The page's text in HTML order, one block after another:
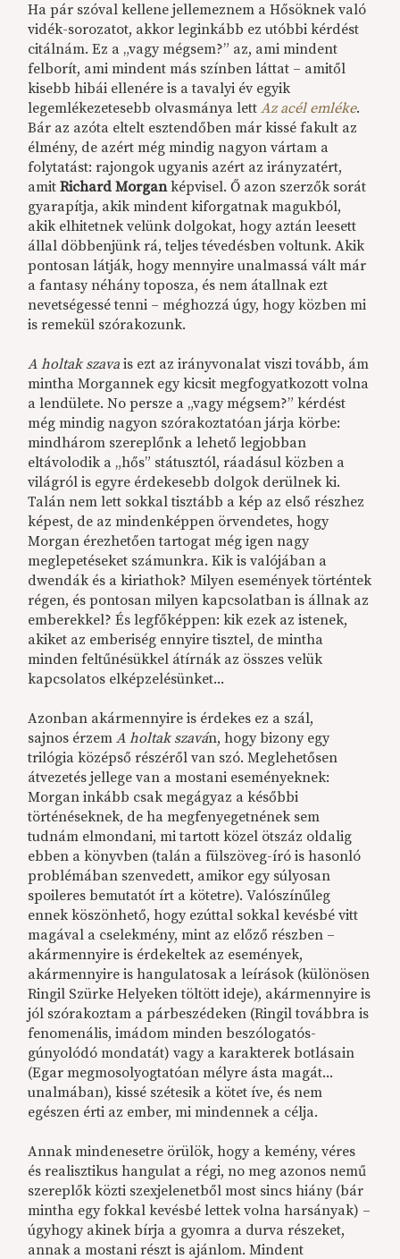
Ha pár szóval kellene jellemeznem a Hősöknek való
vidék-sorozatot, akkor leginkább ez utóbbi kérdést
citálnám. Ez a „vagy mégsem?” az, ami mindent
felborít, ami mindent más színben láttat – amitől
kisebb hibái ellenére is a tavalyi év egyik
legemlékezetesebb olvasmánya lettAz acél emléke.
Bár az azóta eltelt esztendőben már kissé fakult az
élmény, de azért még mindig nagyon vártam a
folytatást: rajongok ugyanis azért az irányzatért,
amitRichard Morganképvisel. Ő azon szerzők sorát
gyarapítja, akik mindent kiforgatnak magukból,
akik elhitetnek velünk dolgokat, hogy aztán leesett
állal döbbenjünk rá, teljes tévedésben voltunk. Akik
pontosan látják, hogy mennyire unalmassá vált már
a fantasy néhány toposza, és nem átallnak ezt
nevetségessé tenni – méghozzá úgy, hogy közben mi
is remekül szórakozunk.
A holtak szava is ezt az irányvonalat viszi tovább, ám
mintha Morgannek egy kicsit megfogyatkozott volna
a lendülete. No persze a „vagy mégsem?” kérdést
még mindig nagyon szórakoztatóan járja körbe:
mindhárom szereplőnk a lehető legjobban
eltávolodik a „hős” státusztól, ráadásul közben a
világról is egyre érdekesebb dolgok derülnek ki.
Talán nem lett sokkal tisztább a kép az első részhez
képest, de az mindenképpen örvendetes, hogy
Morgan érezhetően tartogat még igen nagy
meglepetéseket számunkra. Kik is valójában a
dwendák és a kiriathok? Milyen események történtek
régen, és pontosan milyen kapcsolatban is állnak az
emberekkel? És legfőképpen: kik ezek az istenek,
akiket az emberiség ennyire tisztel, de mintha
minden feltűnésükkel átírnák az összes velük
kapcsolatos elképzelésünket...
Azonban akármennyire is érdekes ez a szál,
sajnos érzemA holtak szaván, hogy bizony egy
trilógia középső részéről van szó. Meglehetősen
átvezetés jellege van a mostani eseményeknek:
Morgan inkább csak megágyaz a későbbi
történéseknek, de ha megfenyegetnének sem
tudnám elmondani, mi tartott közel ötszáz oldalig
ebben a könyvben (talán a fülszöveg-író is hasonló
problémában szenvedett, amikor egy súlyosan
spoileres bemutatót írt a kötetre).Valószínűleg
ennek köszönhető, hogy ezúttal sokkal kevésbé vitt
magával a cselekmény, mint az előző részben –
akármennyire is érdekeltek az események,
akármennyire is hangulatosak a leírások (különösen
Ringil Szürke Helyeken töltött ideje), akármennyire is
jól szórakoztam a párbeszédeken (Ringil továbbra is
fenomenális, imádom minden beszólogatós-
gúnyolódó mondatát) vagy a karakterek botlásain
(Egar megmosolyogtatóan mélyre ásta magát...
unalmában), kissé szétesik a kötet íve, és nem
egészen érti az ember, mi mindennek a célja.
Annak mindenesetre örülök, hogy a kemény, véres
és realisztikus hangulat a régi, no meg azonos nemű
szereplők közti szexjelenetből most sincs hiány (bár
mintha egy fokkal kevésbé lettek volna harsányak) –
úgyhogy akinek bírja a gyomra a durva részeket,
annak a mostani részt is ajánlom. Mindent